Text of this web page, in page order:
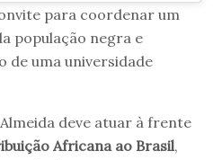
para coordenar um
população negra e
uma universidade
deve atuar à frente
Africana ao Brasil,